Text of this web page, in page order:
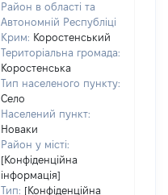
Район в області та
Автономній Республіці
Крим: Коростенський
Територіальна громада:
Коростенська
Тип населеного пункту:
Село
Населений пункт:
Новаки
Район у місті:
[Конфіденційна
інформація]
Тип: [Конфіденційна